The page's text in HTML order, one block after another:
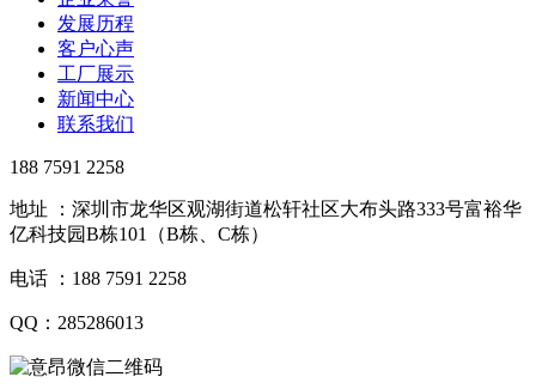
发展历程
客户心声
工厂展示
新闻中心
联系我们
188 7591 2258
地址 ：深圳市龙华区观湖街道松轩社区大布头路333号富裕华
亿科技园B栋101（B栋、C栋）
电话 ：188 7591 2258
QQ：285286013